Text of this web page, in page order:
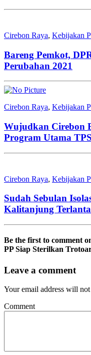
Cirebon Raya, Kebijakan
Bareng Pemkot,
Perubahan 2021
Cirebon Raya, Kebijakan
Wujudkan Cirebon
Program Utama
Cirebon Raya, Kebijakan
Sudah Sebulan
Kalitanjung
Be the first to comment
PP Siap Sterilkan
Leave a comment
Your email address will
Comment